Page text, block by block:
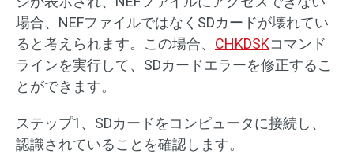
場合、NEFファイルではなくSDカードが壊れてい
ると考えられます。この場合、 CHKDSKコマンド
ラインを実行して、SDカードエラーを修正するこ
とができます。
ステップ1、SDカードをコンピュータに接続し、
認識されていることを確認します。